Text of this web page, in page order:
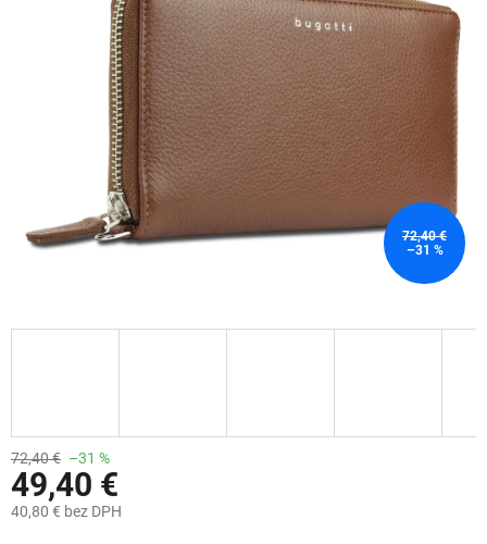
hviezdičiek.
72,40 €
–31 %
72,40 € –31 %
49,40 €
40,80 € bez DPH